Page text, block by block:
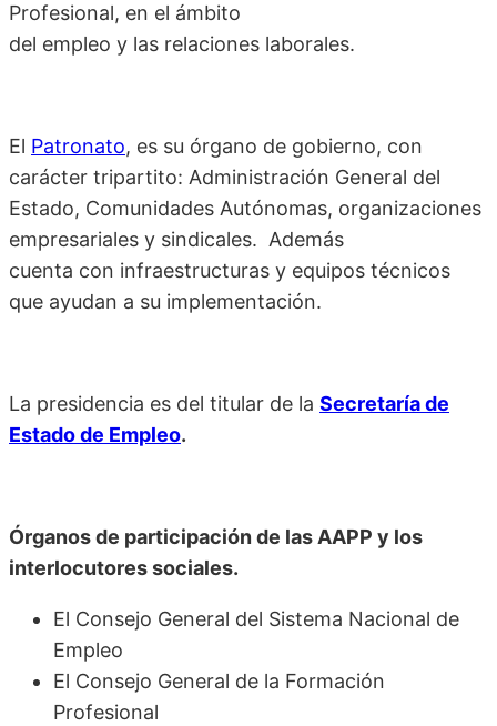
Profesional, en el ámbito
del empleo y las relaciones laborales.
El Patronato, es su órgano de gobierno, con
carácter tripartito: Administración General del
Estado, Comunidades Autónomas, organizaciones
empresariales y sindicales. Además
cuenta con infraestructuras y equipos técnicos
que ayudan a su implementación.
La presidencia es del titular de la Secretaría de
Estado de Empleo.
Órganos de participación de las AAPP y los
interlocutores sociales.
El Consejo General del Sistema Nacional de
Empleo
El Consejo General de la Formación
Profesional